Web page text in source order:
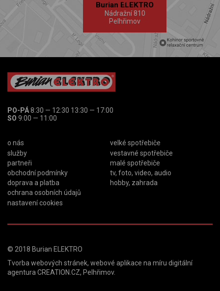
Burian ELEKTRO
Nádražní 810
Pelhřimov
PO-PÁ8:30 — 12:30 13:30 — 17:00
SO 9:00 — 11:00
o nás
služby
partneři
obchodní podmínky
doprava a platba
ochrana osobních údajů
nastavení cookies
velké spotřebiče
vestavné spotřebiče
malé spotřebiče
tv, foto, video, audio
hobby, zahrada
© 2018 Burian ELEKTRO
Tvorba webových stránek, webové aplikace na míru digitální
agenturaCREATION.CZ, Pelhřimov.